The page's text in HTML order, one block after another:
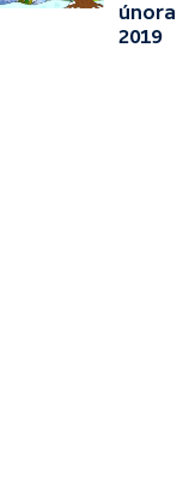
února
2019